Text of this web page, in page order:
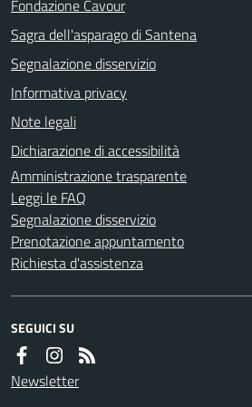
Fondazione Cavour
Sagra dell'asparago di Santena
Segnalazione disservizio
Informativa privacy
Note legali
Dichiarazione di accessibilità
Amministrazione trasparente
Leggi le FAQ
Segnalazione disservizio
Prenotazione appuntamento
Richiesta d'assistenza
SEGUICI SU
Newsletter